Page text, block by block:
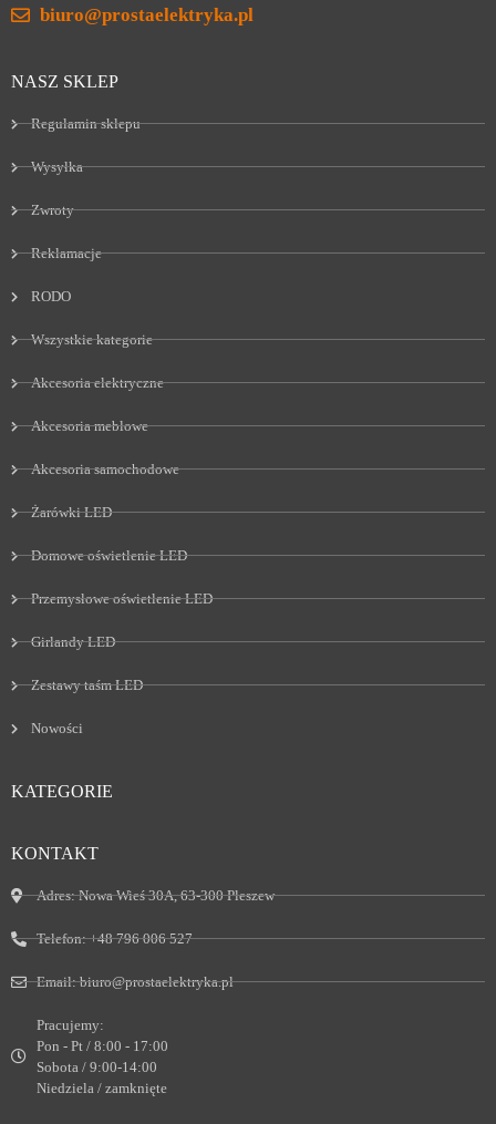
biuro@prostaelektryka.pl
NASZ SKLEP
Regulamin sklepu
Wysyłka
Zwroty
Reklamacje
RODO
Wszystkie kategorie
Akcesoria elektryczne
Akcesoria meblowe
Akcesoria samochodowe
Żarówki LED
Domowe oświetlenie LED
Przemysłowe oświetlenie LED
Girlandy LED
Zestawy taśm LED
Nowości
KATEGORIE
KONTAKT
Adres:Nowa Wieś 30A, 63-300 Pleszew
Telefon:+48 796 006 527
Email:biuro@prostaelektryka.pl
Pracujemy:
Pon - Pt / 8:00 - 17:00
Sobota / 9:00-14:00
Niedziela / zamknięte